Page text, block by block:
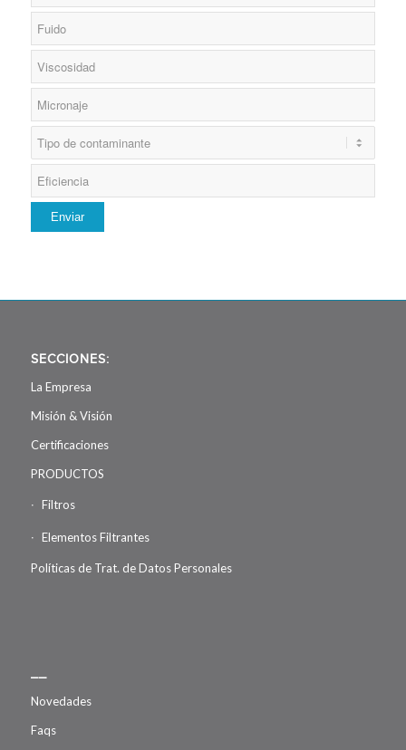
SECCIONES:
La Empresa
Misión & Visión
Certificaciones
PRODUCTOS
Filtros
Elementos Filtrantes
Políticas de Trat. de Datos Personales
Novedades
Faqs